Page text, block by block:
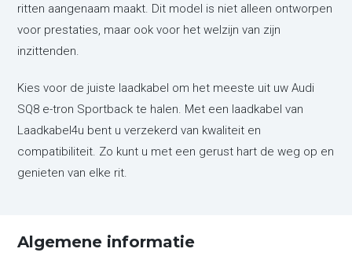
ritten aangenaam maakt. Dit model is niet alleen ontworpen
voor prestaties, maar ook voor het welzijn van zijn
inzittenden.
Kies voor de juiste laadkabel om het meeste uit uw Audi
SQ8 e-tron Sportback te halen. Met een laadkabel van
Laadkabel4u bent u verzekerd van kwaliteit en
compatibiliteit. Zo kunt u met een gerust hart de weg op en
genieten van elke rit.
Algemene informatie